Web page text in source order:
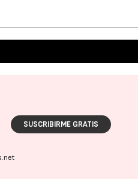
SUSCRIBIRME GRATIS